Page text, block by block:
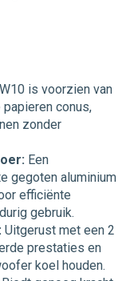
is voorzien van
conus,
zonder
Een
gegoten aluminium
efficiënte
gebruik.
Uitgerust met een 2
prestaties en
koel houden.